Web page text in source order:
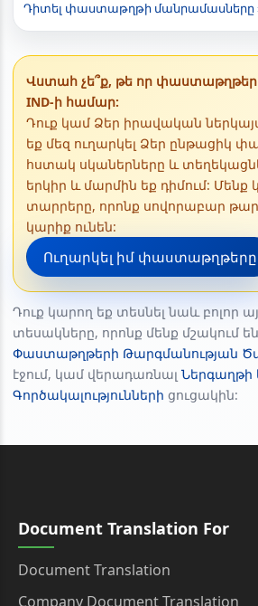
Դիտել փաստաթղթի մանրամասները
Վստահ չե՞ք, թե որ
IND-ի համար:
Դուք կամ Ձեր իրավական
եք մեզ ուղարկել Ձեր ընթացիկ
հստակ սկաներները և
երկիր և մարմին եք դիմում: Մենք
տարրերը, որոնք սովորաբար
կարիք ունեն:
Ուղարկել իմ փաստաթղթերը
Դուք կարող եք տեսնել նաև բոլոր
տեսակները, որոնք մենք մշակում
Փաստաթղթերի Թարգմանության
էջում, կամ վերադառնալ Ներգաղթի
Գործակալությունների ցուցակին:
Document Translation For
Document Translation
Company Document Translation